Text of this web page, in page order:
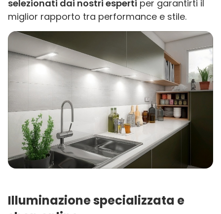
selezionati dai nostri esperti per garantirti il
miglior rapporto tra performance e stile.
Illuminazione specializzata e